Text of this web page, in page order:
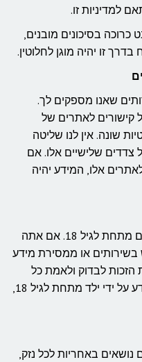
למדיניות זו.
כרוכה בסיכונים מובנים,
זו יהיה מוגן לחלוטין.
שאנו מספקים לך.
קישורים לאתרים של
שונה. אין לנו שליטה
צדדים שלישיים אלו. אם
אלו, המידע יהיה
השירותים שלנו אינם מיועדים לילדים מתחת לגיל 18. אם אתה
או ממסירת מידע
הזכות לבדוק ולאמת כל
מידע שנאסף. אם נגלה כי נמסר מידע על ידי ילד מתחת לגיל 18,
נושאים באחריות לכל נזק,